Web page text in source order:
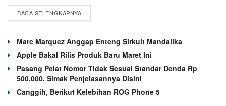
BACA SELENGKAPNYA
Marc Marquez Anggap Enteng Sirkuit Mandalika
Apple Bakal Rilis Produk Baru Maret Ini
Pasang Pelat Nomor Tidak Sesuai Standar Denda Rp
500.000, Simak Penjelasannya Disini
Canggih, Berikut Kelebihan ROG Phone 5